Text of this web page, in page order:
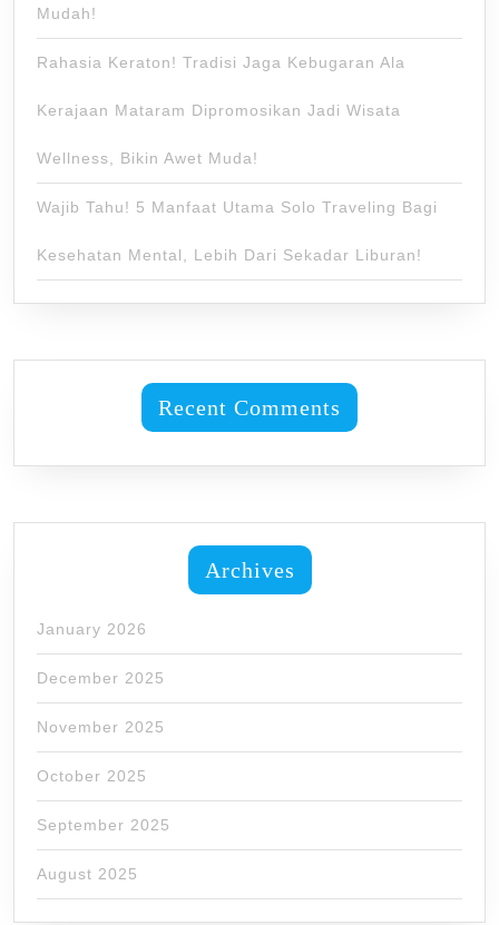
Mudah!
Rahasia Keraton! Tradisi Jaga Kebugaran Ala
Kerajaan Mataram Dipromosikan Jadi Wisata
Wellness, Bikin Awet Muda!
Wajib Tahu! 5 Manfaat Utama Solo Traveling Bagi
Kesehatan Mental, Lebih Dari Sekadar Liburan!
Recent Comments
Archives
January 2026
December 2025
November 2025
October 2025
September 2025
August 2025